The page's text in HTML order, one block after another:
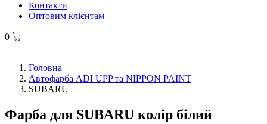
Контакти
Оптовим клієнтам
0
Головна
Автофарба ADI UPP та NIPPON PAINT
SUBARU
Фарба для SUBARU колір білий